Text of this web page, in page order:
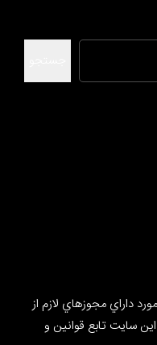
داراي مجوزهاي لازم از
سايت تابع قوانين و